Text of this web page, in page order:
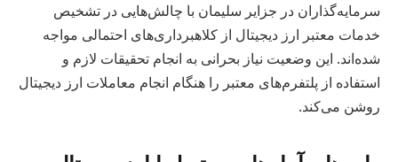
سرمایه‌گذاران در جزایر سلیمان با چالش‌هایی در تشخیص
خدمات معتبر ارز دیجیتال از کلاهبرداری‌های احتمالی مواجه
شده‌اند. این وضعیت نیاز بحرانی به انجام تحقیقات لازم و
استفاده از پلتفرم‌های معتبر را هنگام انجام معاملات ارز دیجیتال
روشن می‌کند.